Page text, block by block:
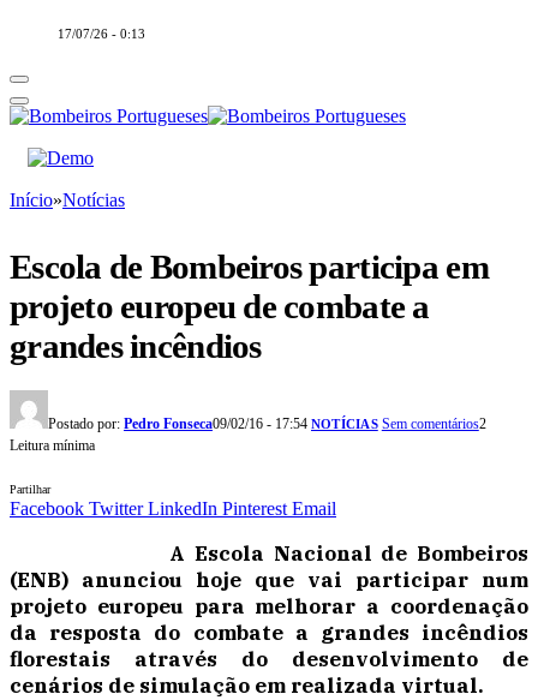
17/07/26 - 0:13
Início»Notícias
Escola de Bombeiros participa em
projeto europeu de combate a
grandes incêndios
Postado por: Pedro Fonseca09/02/16 - 17:54 NOTÍCIAS Sem comentários2
Leitura mínima
Partilhar
Facebook Twitter LinkedIn Pinterest Email
A Escola Nacional de Bombeiros
(ENB) anunciou hoje que vai participar num
projeto europeu para melhorar a coordenação
da resposta do combate a grandes incêndios
florestais através do desenvolvimento de
cenários de simulação em realizada virtual.